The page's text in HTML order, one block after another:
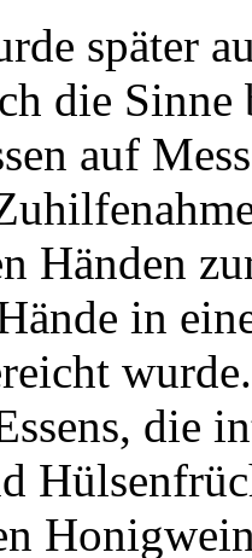
später
die Sinne
auf
Händen
in
die